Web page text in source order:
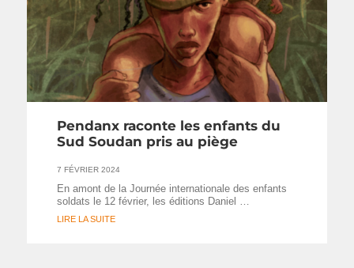
Pendanx raconte les enfants du
Sud Soudan pris au piège
7 FÉVRIER 2024
En amont de la Journée internationale des enfants
soldats le 12 février, les éditions Daniel …
LIRE LA SUITE